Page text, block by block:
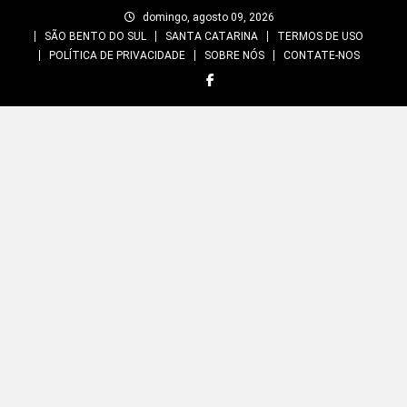
domingo, agosto 09, 2026
SÃO BENTO DO SUL
SANTA CATARINA
TERMOS DE USO
POLÍTICA DE PRIVACIDADE
SOBRE NÓS CONTATE-NOS